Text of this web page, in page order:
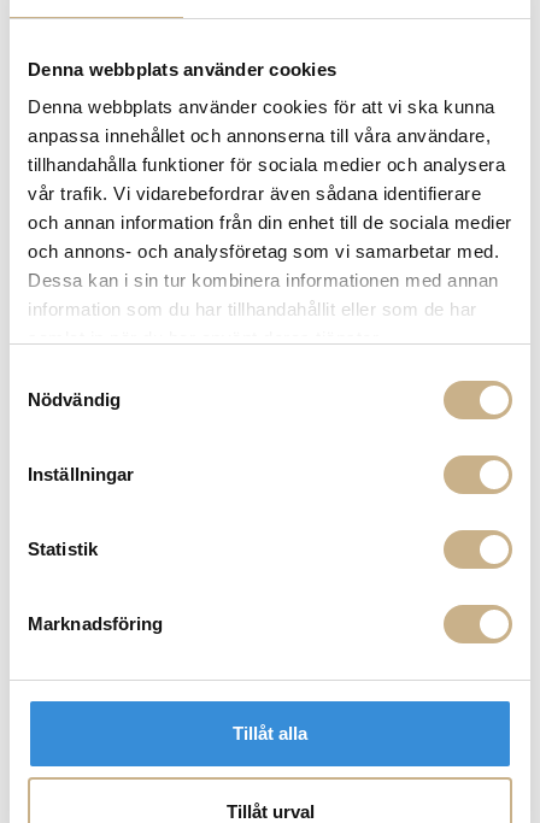
Denna webbplats använder cookies
Denna webbplats använder cookies för att vi ska kunna
anpassa innehållet och annonserna till våra användare,
tillhandahålla funktioner för sociala medier och analysera
vår trafik. Vi vidarebefordrar även sådana identifierare
och annan information från din enhet till de sociala medier
och annons- och analysföretag som vi samarbetar med.
Dessa kan i sin tur kombinera informationen med annan
information som du har tillhandahållit eller som de har
Nödvändig
Inställningar
Statistik
Marknadsföring
Tillåt alla
Tillåt urval
Lagerstatus: Beställningsvara
14 dagars returrätt på lagervaror.
nyhetsbrev
Fri frakt på mindra varor vid köp över 1000:-
900:- i frakt vid köp av större möbler
Hämta i butik